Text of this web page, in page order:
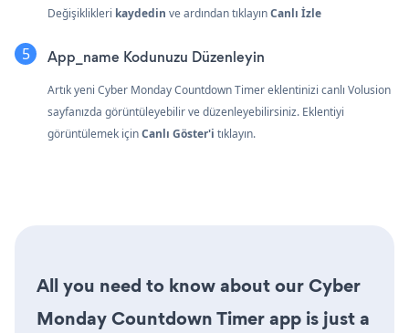
Değişiklikleri kaydedin ve ardından tıklayınCanlı İzle
App_name Kodunuzu Düzenleyin
Artık yeni Cyber Monday Countdown Timer eklentinizi canlı Volusion
sayfanızda görüntüleyebilir ve düzenleyebilirsiniz. Eklentiyi
görüntülemek içinCanlı Göster'i tıklayın.
All you need to know about our Cyber
Monday Countdown Timer app is just a